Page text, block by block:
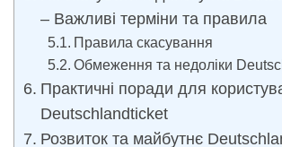
– Важливі терміни та правила
Правила скасування
Обмеження та недоліки
Практичні поради для
Deutschlandticket
Розвиток та майбутнє